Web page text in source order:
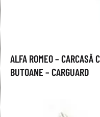
ALFA ROMEO – CARCASĂ
BUTOANE – CARGUARD